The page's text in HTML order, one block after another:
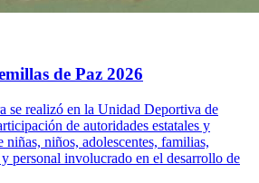
de Paz 2026
se realizó en la Unidad Deportiva de
de autoridades estatales y
niñas, niños, adolescentes, familias,
personal involucrado en el desarrollo de